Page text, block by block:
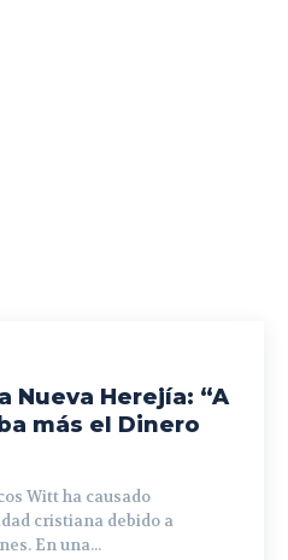
Nueva Herejía: “A
más el Dinero
Witt ha causado
cristiana debido a
En una...